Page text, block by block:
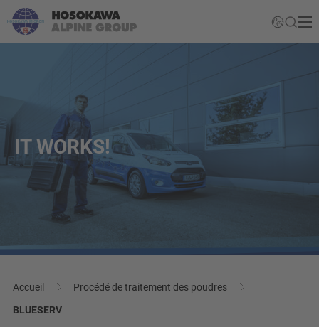
IT WORKS!
Accueil
Procédé de traitement des poudres
BLUESERV